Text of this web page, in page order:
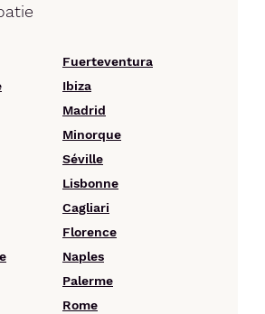
Fuerteventura
Ibiza
Madrid
Minorque
Séville
Lisbonne
Cagliari
Florence
Naples
Palerme
Rome